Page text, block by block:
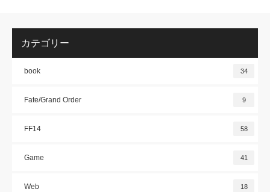
カテゴリー
book 34
Fate/Grand Order 9
FF14 58
Game 41
Web 18